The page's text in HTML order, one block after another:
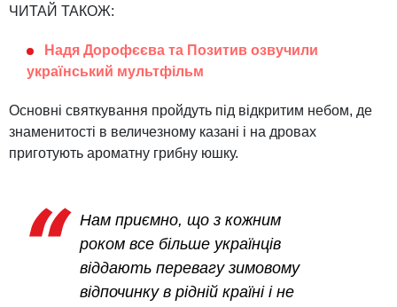
ЧИТАЙ ТАКОЖ:
Надя Дорофєєва та Позитив озвучили
український мультфільм
Основні святкування пройдуть під відкритим небом, де
знаменитості в величезному казані і на дровах
приготують ароматну грибну юшку.
Нам приємно, що з кожним
роком все більше українців
віддають перевагу зимовому
відпочинку в рідній країні і не